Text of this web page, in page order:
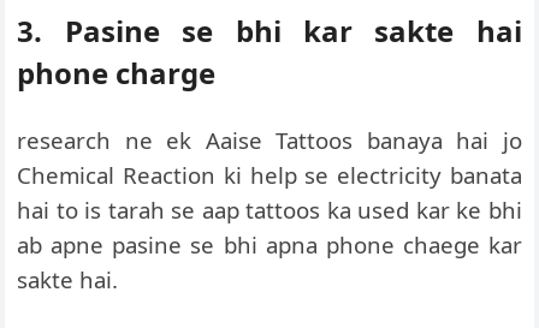
3. Pasine se bhi kar sakte hai
phone charge
research ne ek Aaise Tattoos banaya hai jo
Chemical Reaction ki help se electricity banata
hai to is tarah se aap tattoos ka used kar ke bhi
ab apne pasine se bhi apna phone chaege kar
sakte hai.